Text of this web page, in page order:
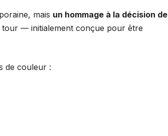
mais un hommage à la décision de
tour — initialement conçue pour être
de couleur :